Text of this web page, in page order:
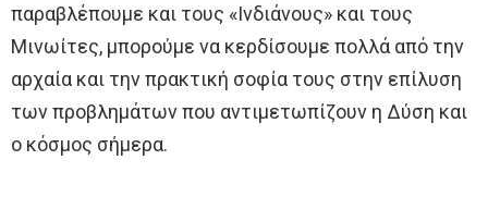
παραβλέπουμε και τους «Ινδιάνους» και τους
Μινωίτες, μπορούμε να κερδίσουμε πολλά από την
αρχαία και την πρακτική σοφία τους στην επίλυση
των προβλημάτων που αντιμετωπίζουν η Δύση και
ο κόσμος σήμερα.